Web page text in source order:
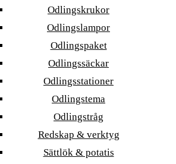
Odlingskrukor
Odlingslampor
Odlingspaket
Odlingssäckar
Odlingsstationer
Odlingstema
Odlingstråg
Redskap & verktyg
Sättlök & potatis